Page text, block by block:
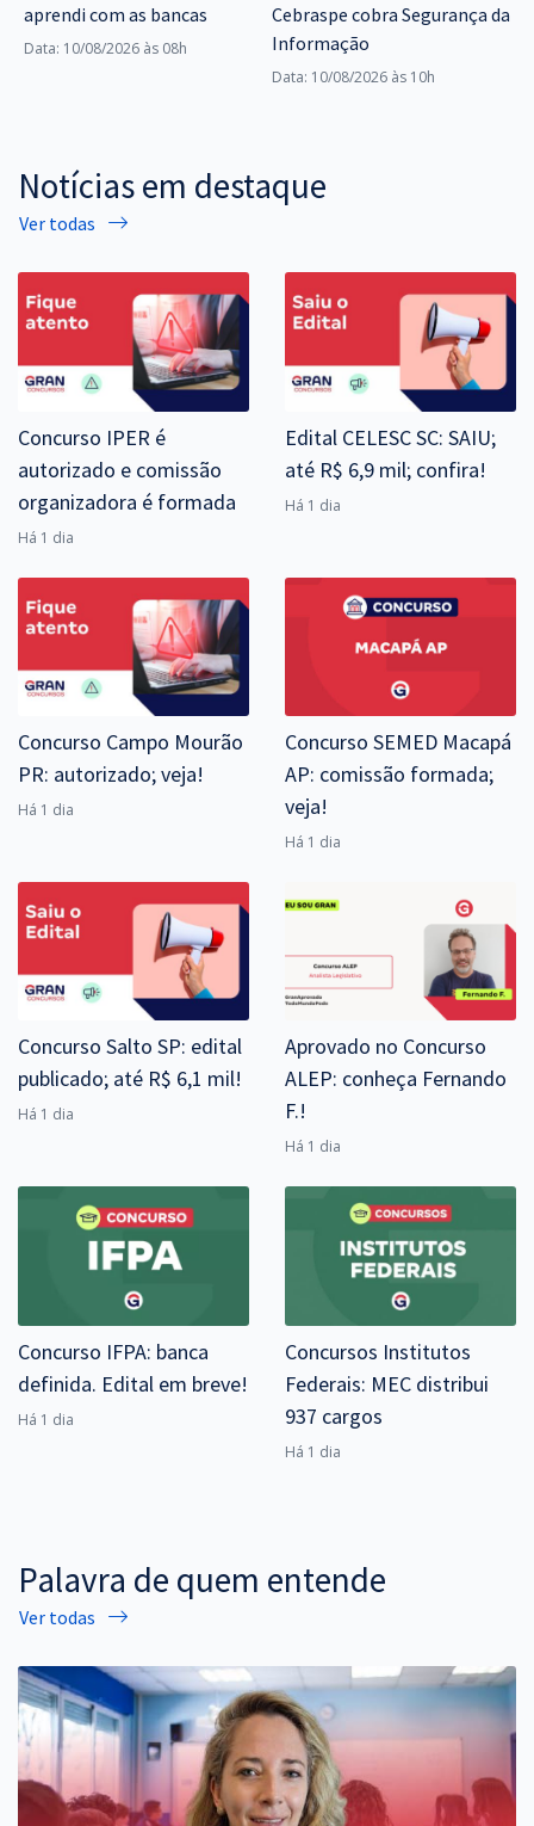
aprendi com as bancas
Data: 10/08/2026 às 08h
Cebraspe cobra Segurança da
Informação
Data: 10/08/2026 às 10h
Notícias em destaque
Ver todas
Concurso IPER é
autorizado e comissão
organizadora é formada
Há 1 dia
Edital CELESC SC: SAIU;
até R$ 6,9 mil; confira!
Há 1 dia
Concurso Campo Mourão
PR: autorizado; veja!
Há 1 dia
Concurso SEMED Macapá
AP: comissão formada;
veja!
Há 1 dia
Concurso Salto SP: edital
publicado; até R$ 6,1 mil!
Há 1 dia
Aprovado no Concurso
ALEP: conheça Fernando
F.!
Há 1 dia
Concurso IFPA: banca
definida. Edital em breve!
Há 1 dia
Concursos Institutos
Federais: MEC distribui
937 cargos
Há 1 dia
Palavra de quem entende
Ver todas